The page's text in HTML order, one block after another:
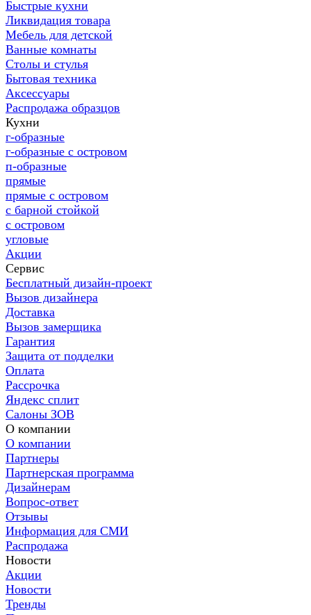
Быстрые кухни
Ликвидация товара
Мебель для детской
Ванные комнаты
Столы и стулья
Бытовая техника
Аксессуары
Распродажа образцов
Кухни
г-образные
г-образные с островом
п-образные
прямые
прямые с островом
с барной стойкой
с островом
угловые
Акции
Сервис
Бесплатный дизайн-проект
Вызов дизайнера
Доставка
Вызов замерщика
Гарантия
Защита от подделки
Оплата
Рассрочка
Яндекс сплит
Салоны ЗОВ
О компании
О компании
Партнеры
Партнерская программа
Дизайнерам
Вопрос-ответ
Отзывы
Информация для СМИ
Распродажа
Новости
Акции
Новости
Тренды